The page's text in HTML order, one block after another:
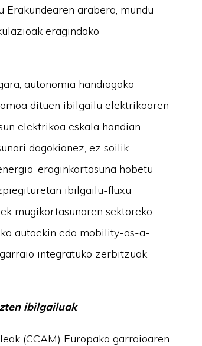
Erakundearen arabera, mundu
eragindako
autonomia handiagoko
dituen ibilgailu elektrikoaren
elektrikoa eskala handian
dagokionez, ez soilik
eraginkortasuna hobetu
ibilgailu-fluxu
mugikortasunaren sektoreko
autoekin edo mobility-as-a-
integratuko zerbitzuak
ibilgailuak
(CCAM) Europako garraioaren